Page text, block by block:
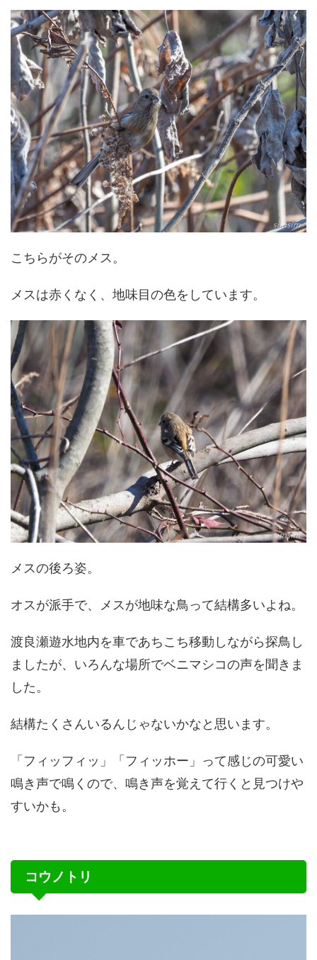
こちらがそのメス。
メスは赤くなく、地味目の色をしています。
メスの後ろ姿。
オスが派手で、メスが地味な鳥って結構多いよね。
渡良瀬遊水地内を車であちこち移動しながら探鳥し
ましたが、いろんな場所でベニマシコの声を聞きま
した。
結構たくさんいるんじゃないかなと思います。
「フィッフィッ」「フィッホー」って感じの可愛い
鳴き声で鳴くので、鳴き声を覚えて行くと見つけや
すいかも。
コウノトリ